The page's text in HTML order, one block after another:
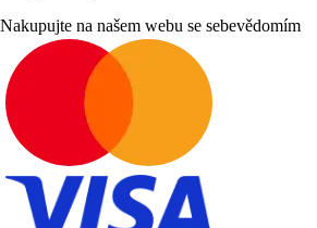
Nakupujte na našem webu se sebevědomím